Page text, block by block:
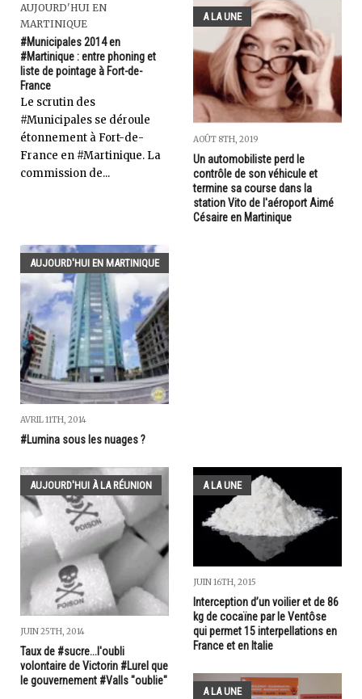
AUJOURD'HUI EN
MARTINIQUE
#Municipales 2014 en
#Martinique : entre phoning et
liste de pointage à Fort-de-
France
Le scrutin des
#Municipales se déroule
étonnement à Fort-de-
France en #Martinique. La
commission de...
A LA UNE
AOÛT 8TH, 2019
Un automobiliste perd le
contrôle de son véhicule et
termine sa course dans la
station Vito de l'aéroport Aimé
Césaire en Martinique
AUJOURD'HUI EN MARTINIQUE
AVRIL 11TH, 2014
#Lumina sous les nuages ?
AUJOURD'HUI À LA RÉUNION
JUIN 25TH, 2014
Taux de #sucre...l'oubli
volontaire de Victorin #Lurel que
le gouvernement #Valls "oublie"
A LA UNE
JUIN 16TH, 2015
Interception d’un voilier et de 86
kg de cocaïne par le Ventôse
qui permet 15 interpellations en
France et en Italie
A LA UNE